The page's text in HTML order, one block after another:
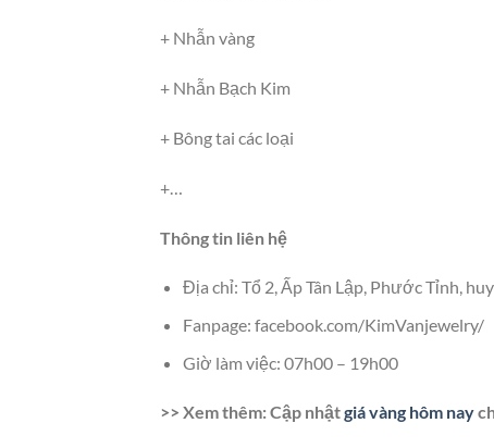
+ Nhẫn vàng
+ Nhẫn Bạch Kim
+ Bông tai các loại
+…
Thông tin liên hệ
Địa chỉ: Tổ 2, Ấp Tân Lập, Phước Tỉnh,
Fanpage: facebook.com/KimVanjewelry/
Giờ làm việc: 07h00 – 19h00
>> Xem thêm: Cập nhậtgiá vàng hôm nay